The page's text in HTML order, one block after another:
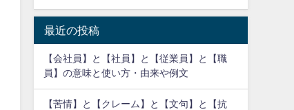
最近の投稿
【会社員】と【社員】と【従業員】と【職
員】の意味と使い方・由来や例文
【苦情】と【クレーム】と【文句】と【抗